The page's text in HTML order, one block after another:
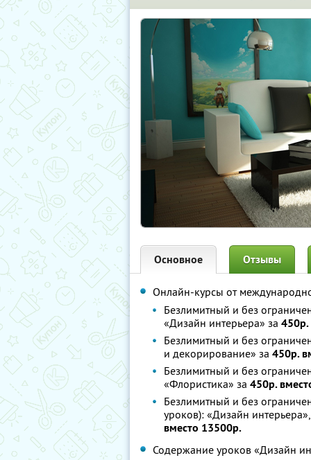
Основное Отзывы
Онлайн-курсы от
Безлимитный и без
«Дизайн интерьера» за 450р.
Безлимитный и без
и декорирование» за 450р.
Безлимитный и без
«Флористика» за 450р.
Безлимитный и без
уроков): «Дизайн
вместо 13500р.
Содержание уроков «Дизайн